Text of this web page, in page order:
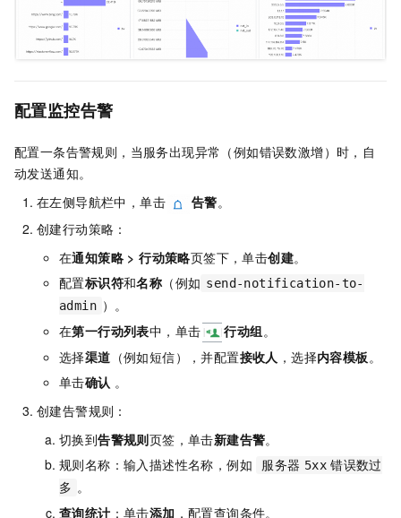
配置监控告警
配置一条告警规则，当服务出现异常（例如错误数激增）时，自
动发送通知。
在左侧导航栏中，单击
告警。
创建行动策略：
在通知策略 >行动策略页签下，单击创建。
配置标识符和名称 （例如 send-notification-to-
admin ）。
在第一行动列表中，单击 行动组 。
选择渠道 （例如短信），并配置接收人 ，选择内容模板。
单击确认 。
创建告警规则：
切换到告警规则页签，单击新建告警。
规则名称：输入描述性名称，例如
服务器 5xx 错误数过
多 。
查询统计 ：单击添加 ，配置查询条件。